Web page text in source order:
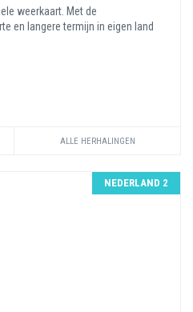
weerkaart. Met de
en langere termijn in eigen land
ALLE HERHALINGEN
NEDERLAND 2